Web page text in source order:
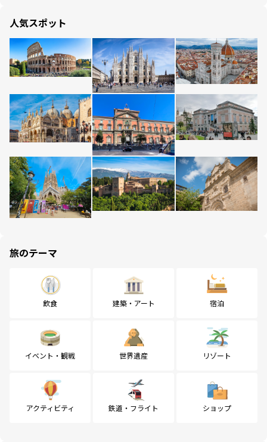
人気スポット
旅のテーマ
飲食 建築・アート 宿泊
イベント・観戦 世界遺産 リゾート
アクティビティ 鉄道・フライト ショップ